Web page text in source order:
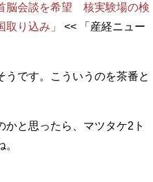
脳会談を希望 核実験場の検
り込み」
<< 「産経ニュー
です。こういうのを茶番と
と思ったら、マツタケ2ト